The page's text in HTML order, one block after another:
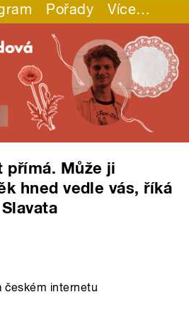
Pořady Více…
přímá. Může ji
hned vedle vás, říká
českém internetu